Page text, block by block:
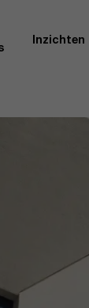
Inzichten